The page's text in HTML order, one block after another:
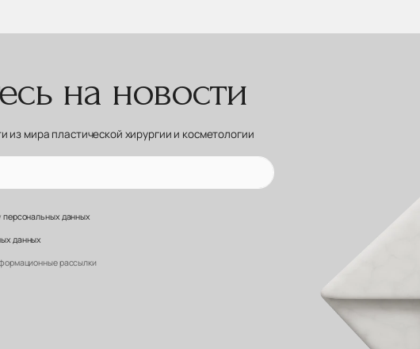
на новости
из мира пластической хирургии и косметологии
персональных данных
данных
рассылки